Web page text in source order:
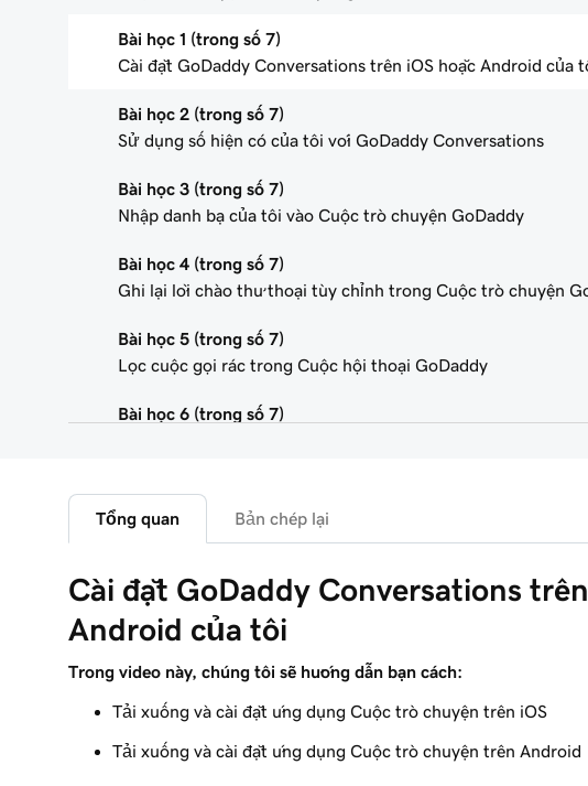
Bài học 1 (trong số 7)
Cài đặt GoDaddy Conversations trên iOS hoặc Android của
Bài học 2 (trong số 7)
Sử dụng số hiện có của tôi với GoDaddy Conversations
Bài học 3 (trong số 7)
Nhập danh bạ của tôi vào Cuộc trò chuyện GoDaddy
Bài học 4 (trong số 7)
Ghi lại lời chào thư thoại tùy chỉnh trong Cuộc trò chuyện
Bài học 5 (trong số 7)
Lọc cuộc gọi rác trong Cuộc hội thoại GoDaddy
Bài học 6 (trong số 7)
Đọc và trả lời tin nhắn trong Cuộc trò chuyện GoDaddy
Tổng quan Bản chép lại
Cài đặt GoDaddy Conversations
Android của tôi
Trong video này, chúng tôi sẽ hướng dẫn bạn cách:
Tải xuống và cài đặt ứng dụng Cuộc trò chuyện trên iOS
Tải xuống và cài đặt ứng dụng Cuộc trò chuyện trên Android